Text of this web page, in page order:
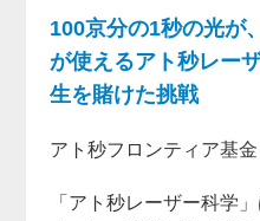
100京分の1秒の光が
が使えるアト秒レー
生を賭けた挑戦
アト秒フロンティア基金
「アト秒レーザー科学